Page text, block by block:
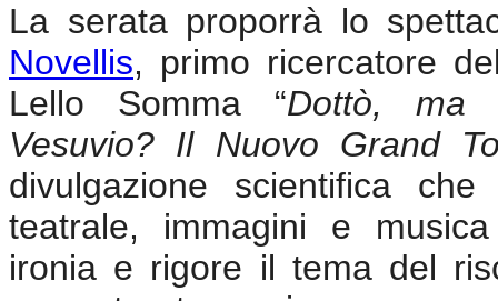
La serata proporrà lo
Novellis, primo ricercatore
Lello Somma “Dottò, ma
Vesuvio? Il Nuovo Grand
divulgazione scientifica che
teatrale, immagini e
ironia e rigore il tema del